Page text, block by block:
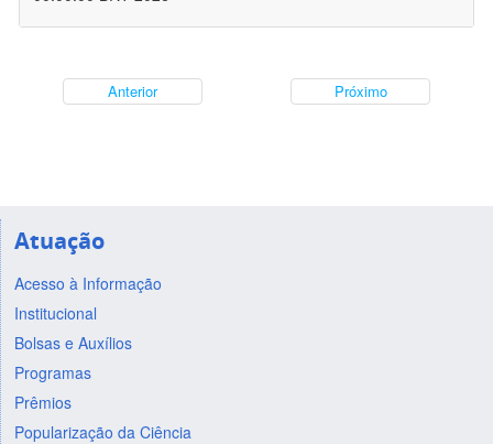
Anterior Próximo
Atuação
Acesso à Informação
Institucional
Bolsas e Auxílios
Programas
Prêmios
Popularização da Ciência